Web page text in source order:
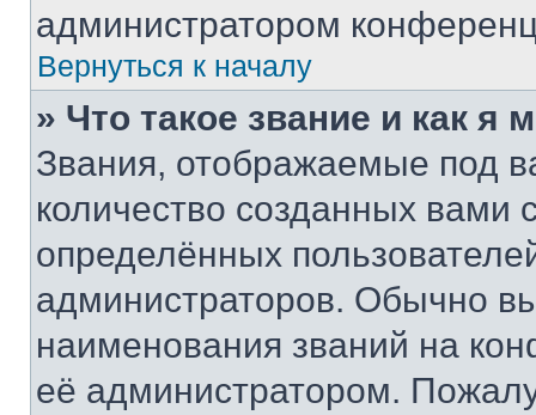
администратором
Вернуться к началу
» Что такое звание и как я
Звания, отображаемые под
количество созданных
определённых
администраторов. Обычно
наименования званий на
её администратором.